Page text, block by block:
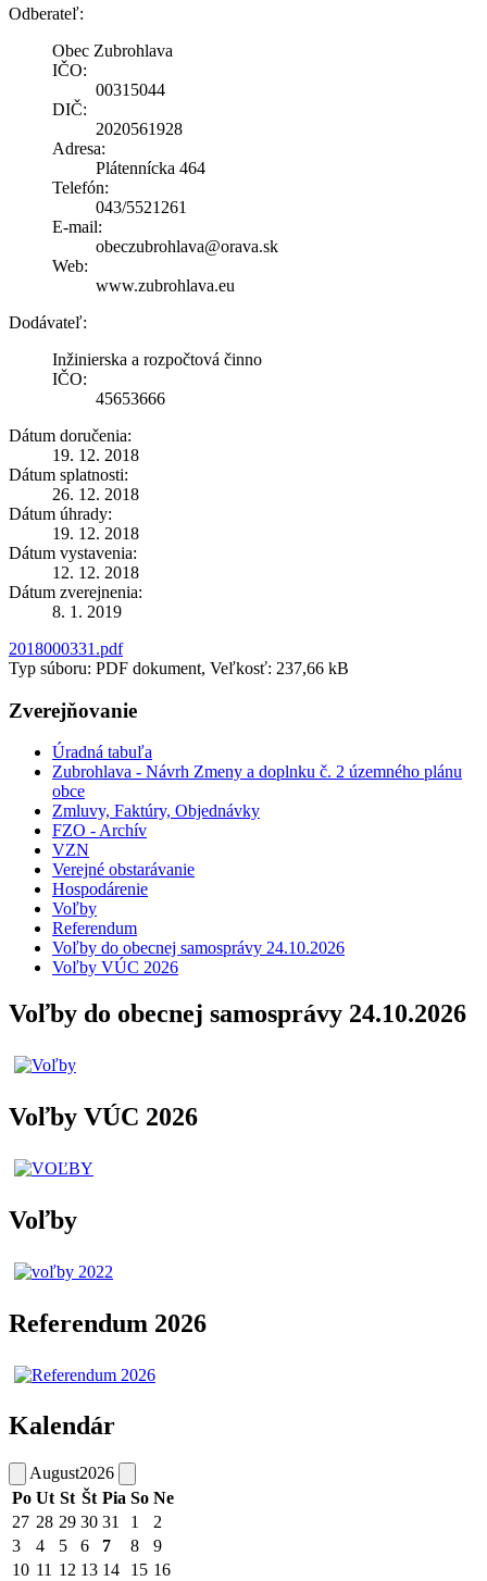
Odberateľ:
Obec Zubrohlava
IČO:
00315044
DIČ:
2020561928
Adresa:
Plátennícka 464
Telefón:
043/5521261
E-mail:
obeczubrohlava@orava.sk
Web:
www.zubrohlava.eu
Dodávateľ:
Inžinierska a rozpočtová činno
IČO:
45653666
Dátum doručenia:
19. 12. 2018
Dátum splatnosti:
26. 12. 2018
Dátum úhrady:
19. 12. 2018
Dátum vystavenia:
12. 12. 2018
Dátum zverejnenia:
8. 1. 2019
2018000331.pdf
Typ súboru: PDF dokument, Veľkosť: 237,66 kB
Zverejňovanie
Úradná tabuľa
Zubrohlava - Návrh Zmeny a doplnku č. 2 územného plánu
obce
Zmluvy, Faktúry, Objednávky
FZO - Archív
VZN
Verejné obstarávanie
Hospodárenie
Voľby
Referendum
Voľby do obecnej samosprávy 24.10.2026
Voľby VÚC 2026
Voľby do obecnej samosprávy 24.10.2026
Voľby VÚC 2026
Voľby
Referendum 2026
Kalendár
August2026
Po Ut St Št Pia So Ne
27 28 29 30 31 1
2
3
4 5 6 7 8
9
10 11 12 13 14 15 16